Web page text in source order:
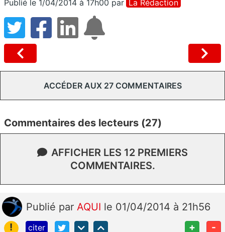
Publié le 1/04/2014 à 17h00 par La Rédaction
ACCÉDER AUX 27 COMMENTAIRES
Commentaires des lecteurs (27)
AFFICHER LES 12 PREMIERS
COMMENTAIRES.
Publié par AQUI le 01/04/2014 à 21h56
!
citer + -